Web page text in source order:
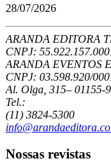
28/07/2026
ARANDA EDITORA
CNPJ:
ARANDA EVENTOS
CNPJ: 03.598.920/
Al. Olga, 315– 01155-
Tel.:
(11) 3824-5300
Nossas revistas